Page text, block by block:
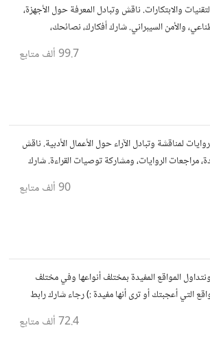
والابتكارات. ناقش وتبادل المعرفة حول الأجهزة،
والأمن السيبراني. شارك أفكارك، نصائحك،
99.7 ألف متابع
لمناقشة وتبادل الآراء حول الأعمال الأدبية. ناقش
مراجعات الروايات، ومشاركة توصيات القراءة. شارك
90 ألف متابع
المواقع المفيدة بمختلف أنواعها وفي مختلف
التي أعجبتك أو ترى أنها مفيدة :) رجاء شارك رابط
72.4 ألف متابع